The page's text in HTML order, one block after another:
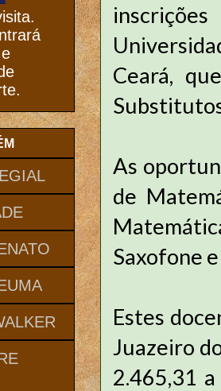
Ceará,
As
de
Saxofone
Estes
Juazeiro
2.465,31